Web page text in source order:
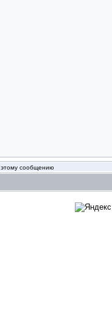
этому сообщению